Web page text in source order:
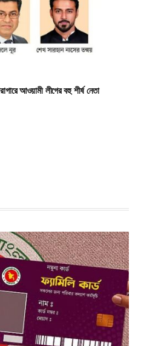
আওয়ামী লীগের বহু শীর্ষ নেতা